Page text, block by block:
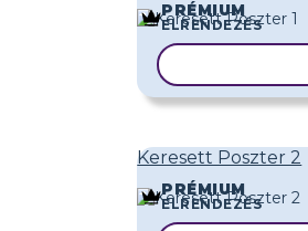
PRÉMIUM
ELRENDEZÉS
Keresett Poszter 2
PRÉMIUM
ELRENDEZÉS